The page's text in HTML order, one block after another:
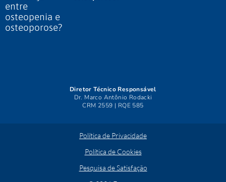
Diretor Técnico Responsável
Dr. Marco Antônio Rodacki
CRM 2559 | RQE 585
Política de Privacidade
Política de Cookies
Pesquisa de Satisfação